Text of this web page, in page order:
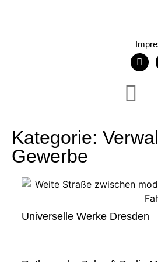
Kategorie:
Gewerbe
Universelle Werke Dresden